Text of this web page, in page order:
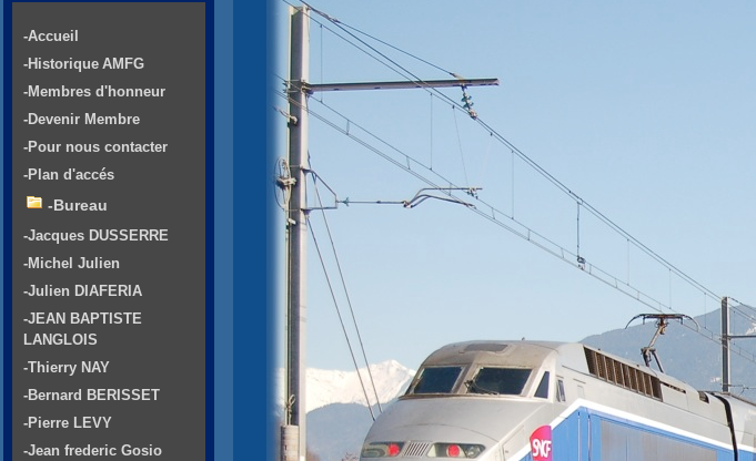
-Accueil
-Historique AMFG
-Membres d'honneur
-Devenir Membre
-Pour nous contacter
-Plan d'accés
-Bureau
-Jacques DUSSERRE
-Michel Julien
-Julien DIAFERIA
-JEAN BAPTISTE
LANGLOIS
-Thierry NAY
-Bernard BERISSET
-Pierre LEVY
-Jean frederic Gosio